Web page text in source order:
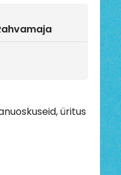
üritus